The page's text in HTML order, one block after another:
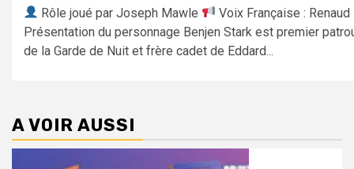
Rôle joué par Joseph Mawle
Voix Française :
Présentation du personnage Benjen Stark est premier
de la Garde de Nuit et frère cadet de Eddard...
A VOIR AUSSI